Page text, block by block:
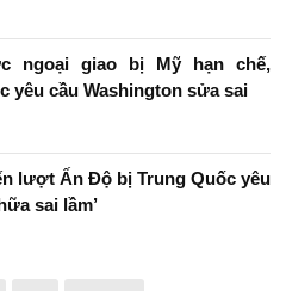
ngoại giao bị Mỹ hạn chế,
yêu cầu Washington sửa sai
lượt Ấn Độ bị Trung Quốc yêu
sai lầm’